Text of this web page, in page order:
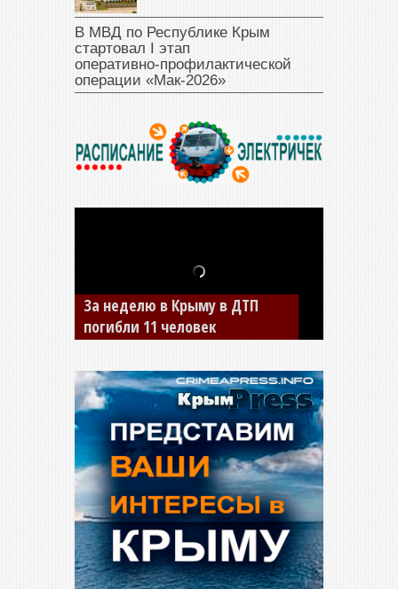
В МВД по Республике Крым
стартовал I этап
оперативно‑профилактической
операции «Мак‑2026»
В Джанкое водитель ВАЗа
сбил двух детей на «зебре»